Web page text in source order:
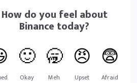
How do you feel about
Binance today?
🙂
Okay
🥱
Meh
😠
Upset
😨
Afraid